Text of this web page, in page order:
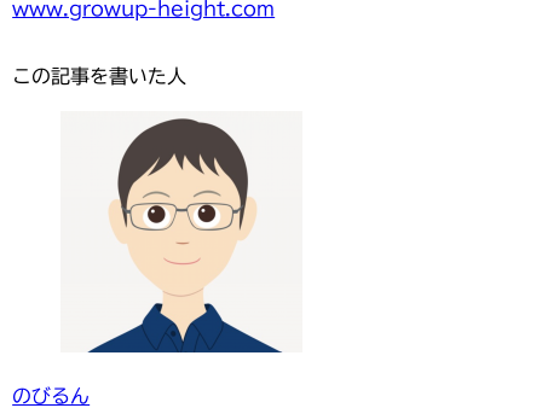
www.growup-height.com
この記事を書いた人
のびるん